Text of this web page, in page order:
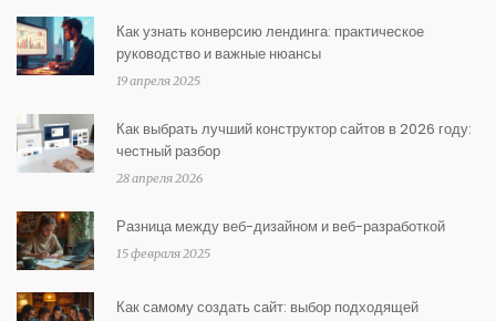
Как узнать конверсию лендинга: практическое
руководство и важные нюансы
19 апреля 2025
Как выбрать лучший конструктор сайтов в 2026 году:
честный разбор
28 апреля 2026
Разница между веб-дизайном и веб-разработкой
15 февраля 2025
Как самому создать сайт: выбор подходящей